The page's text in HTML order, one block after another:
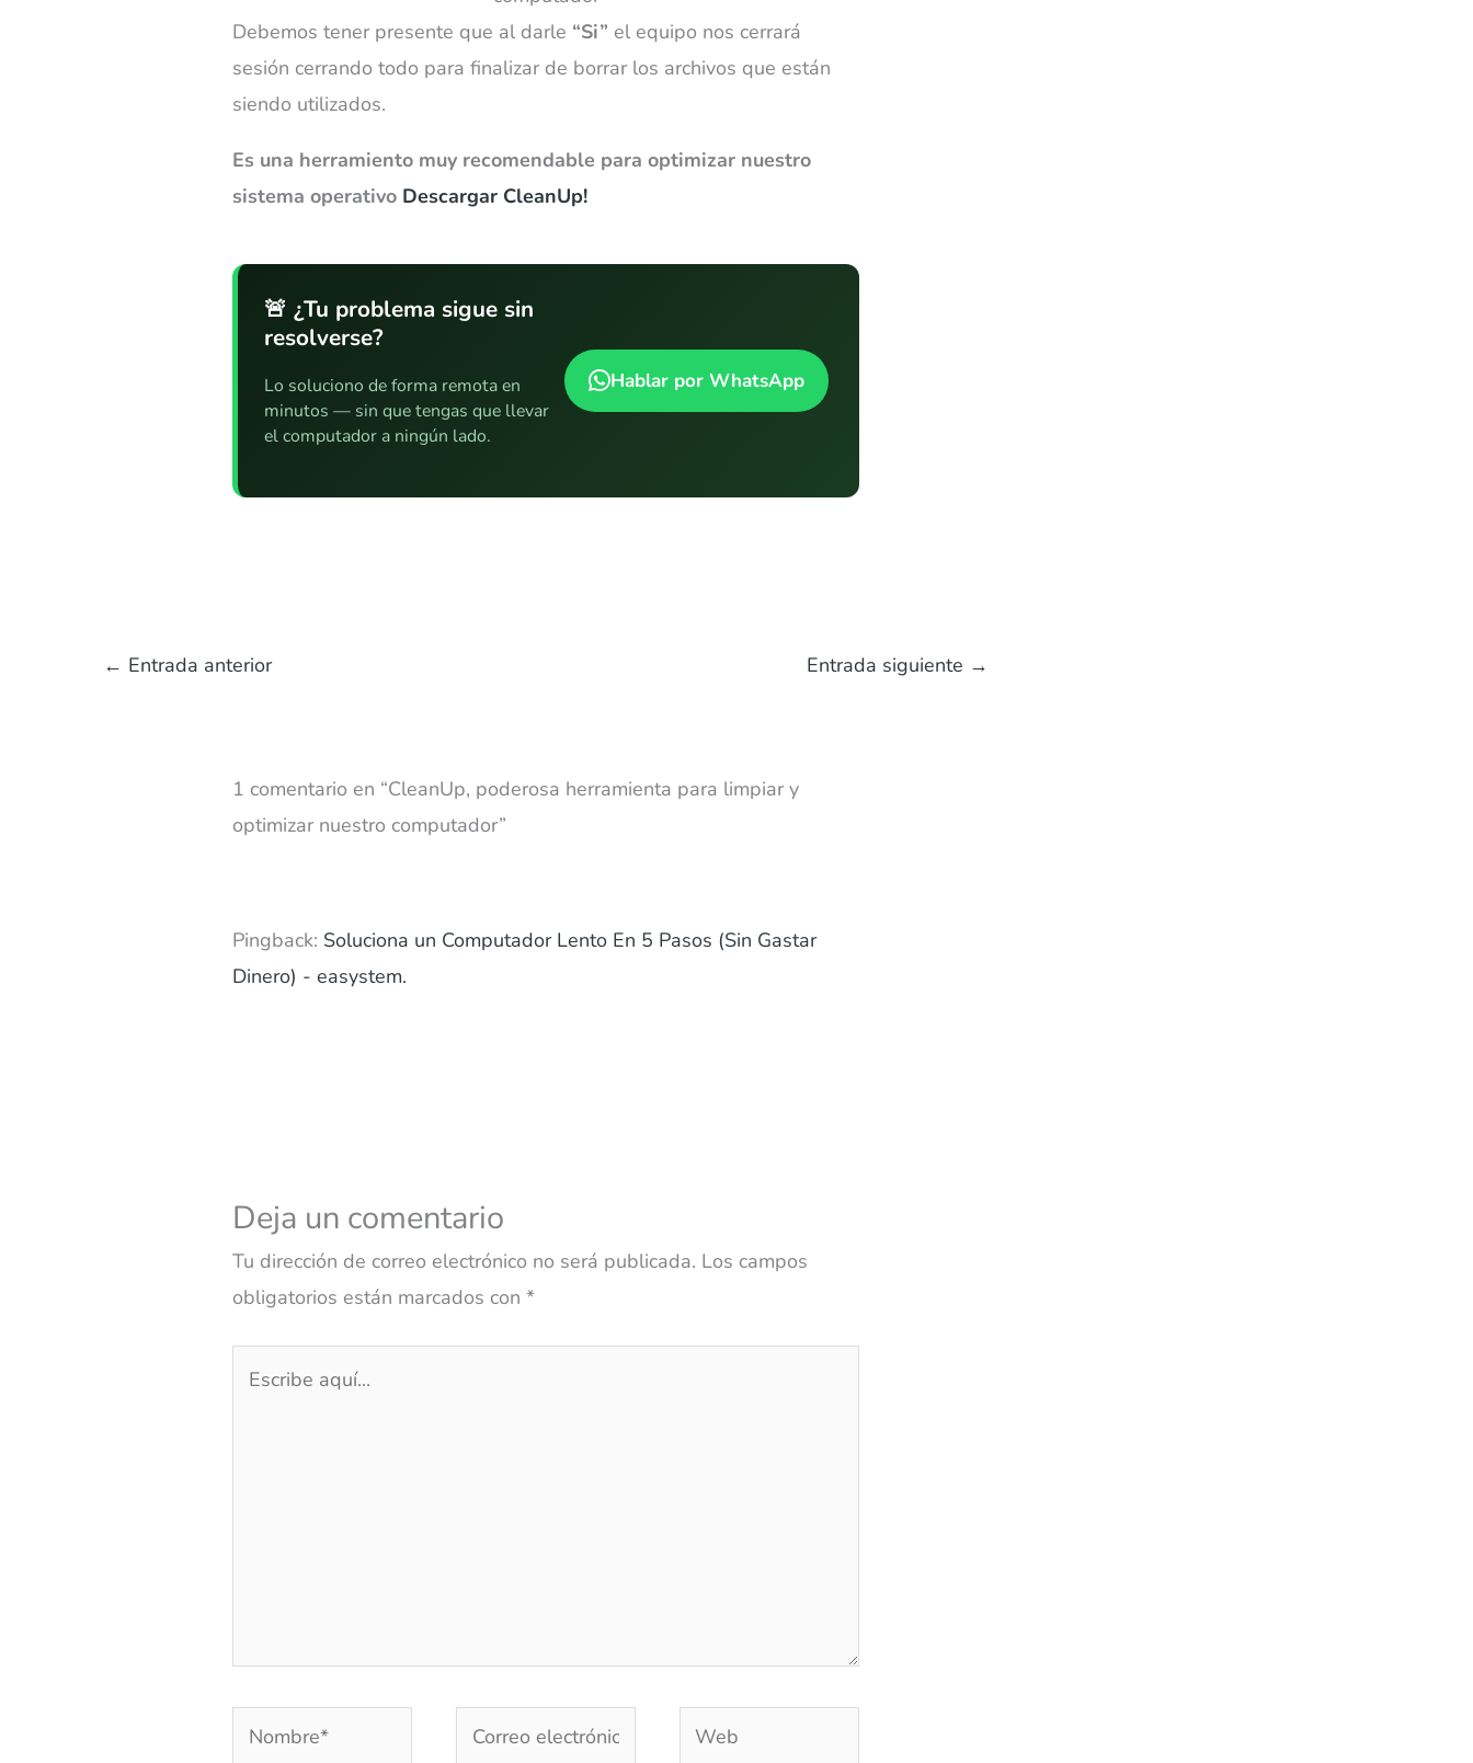
Debemos tener presente que al darle “Si” el equipo nos cerrará
sesión cerrando todo para finalizar de borrar los archivos que están
siendo utilizados.
Es una herramiento muy recomendable para optimizar nuestro
sistema operativo Descargar CleanUp!
🚨 ¿Tu problema sigue sin
resolverse?
Lo soluciono de forma remota en
minutos — sin que tengas que llevar
el computador a ningún lado.
Hablar por WhatsApp
← Entrada anterior Entrada siguiente →
1 comentario en “CleanUp, poderosa herramienta para limpiar y
optimizar nuestro computador”
Pingback: Soluciona un Computador Lento En 5 Pasos (Sin Gastar
Dinero) - easystem.
Deja un comentario
Tu dirección de correo electrónico no será publicada. Los campos
obligatorios están marcados con*
Nombre*
Correo
Web